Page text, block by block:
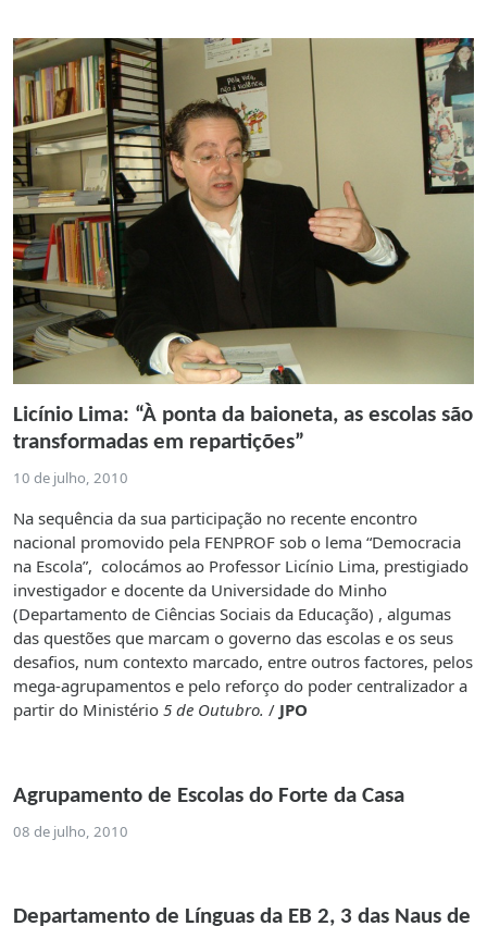
Licínio Lima: “À ponta da baioneta, as escolas são
transformadas em repartições”
10 de julho, 2010
Na sequência da sua participação no recente encontro
nacional promovido pela FENPROF sob o lema “Democracia
na Escola”, colocámos ao Professor Licínio Lima, prestigiado
investigador e docente da Universidade do Minho
(Departamento de Ciências Sociais da Educação) , algumas
das questões que marcam o governo das escolas e os seus
desafios, num contexto marcado, entre outros factores, pelos
mega-agrupamentos e pelo reforço do poder centralizador a
partir do Ministério 5 de Outubro. / JPO
Agrupamento de Escolas do Forte da Casa
08 de julho, 2010
Departamento de Línguas da EB 2, 3 das Naus de